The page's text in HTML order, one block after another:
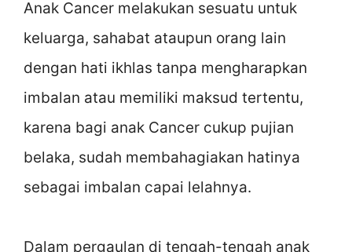
Anak Cancer melakukan sesuatu untuk
keluarga, sahabat ataupun orang lain
dengan hati ikhlas tanpa mengharapkan
imbalan atau memiliki maksud tertentu,
karena bagi anak Cancer cukup pujian
belaka, sudah membahagiakan hatinya
sebagai imbalan capai lelahnya.
Dalam pergaulan di tengah-tengah anak